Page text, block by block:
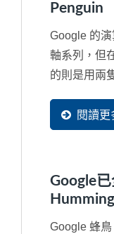
Penguin
Google 的
軸系列，但
的則是用兩
閱讀更
Google
Google 蜂